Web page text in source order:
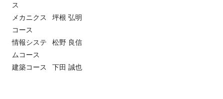
ス
メカニクス
コース
坪根 弘明
情報システ
ムコース
松野 良信
建築コース 下田 誠也